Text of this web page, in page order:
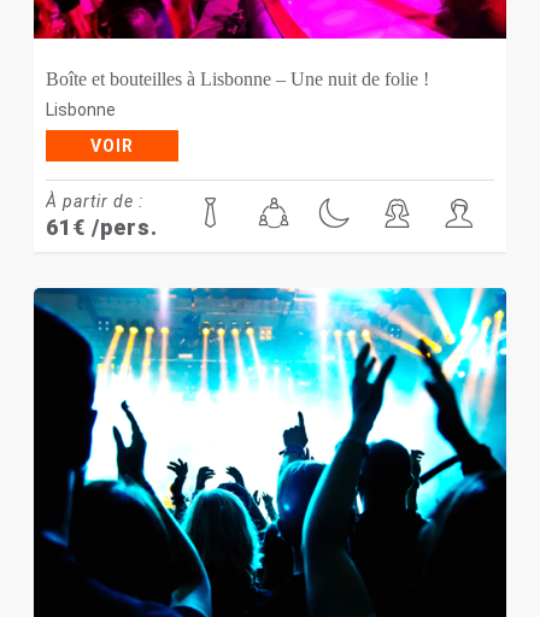
Boîte et bouteilles à Lisbonne – Une nuit de folie !
Lisbonne
VOIR
À partir de :
61 € /pers.